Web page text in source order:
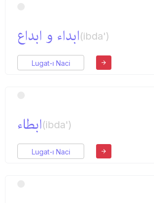
ابداء و ابداع(ibda')
Lugat-ı Naci
ابطاء(ibda')
Lugat-ı Naci